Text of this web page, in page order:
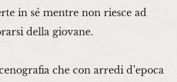
in sé mentre non riesce ad
della giovane.
che con arredi d’epoca